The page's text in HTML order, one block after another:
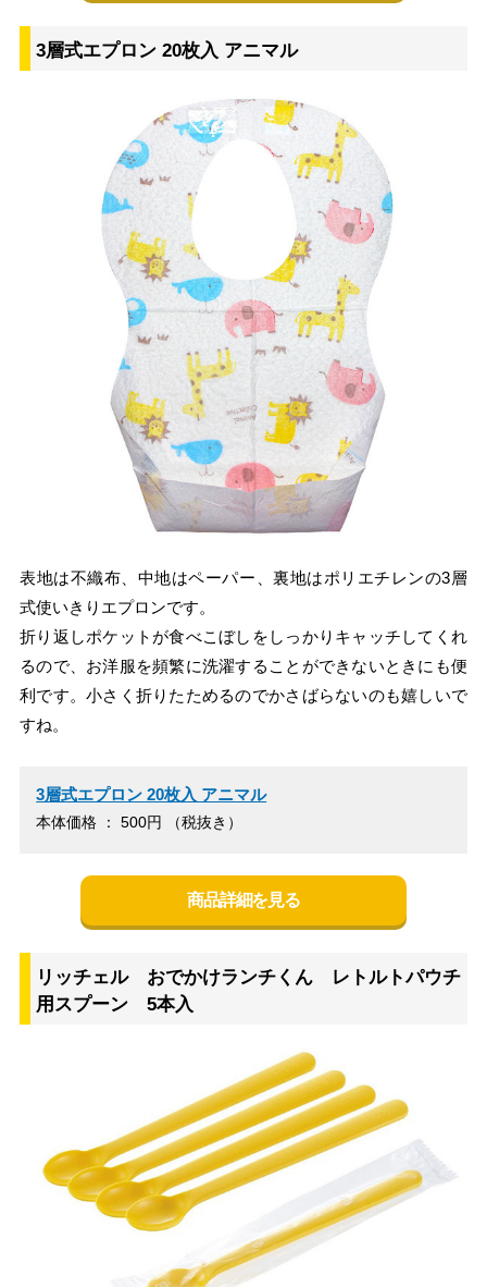
3層式エプロン 20枚入 アニマル
表地は不織布、中地はペーパー、裏地はポリエチレンの3層
式使いきりエプロンです。
折り返しポケットが食べこぼしをしっかりキャッチしてくれ
るので、お洋服を頻繁に洗濯することができないときにも便
利です。小さく折りたためるのでかさばらないのも嬉しいで
すね。
3層式エプロン 20枚入 アニマル
本体価格 ： 500円 （税抜き）
商品詳細を見る
リッチェル おでかけランチくん レトルトパウチ
用スプーン 5本入